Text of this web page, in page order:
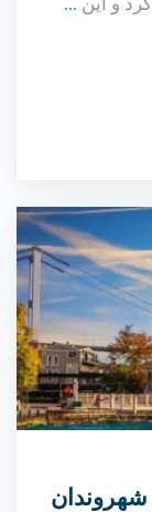
و این ...
شهروندان